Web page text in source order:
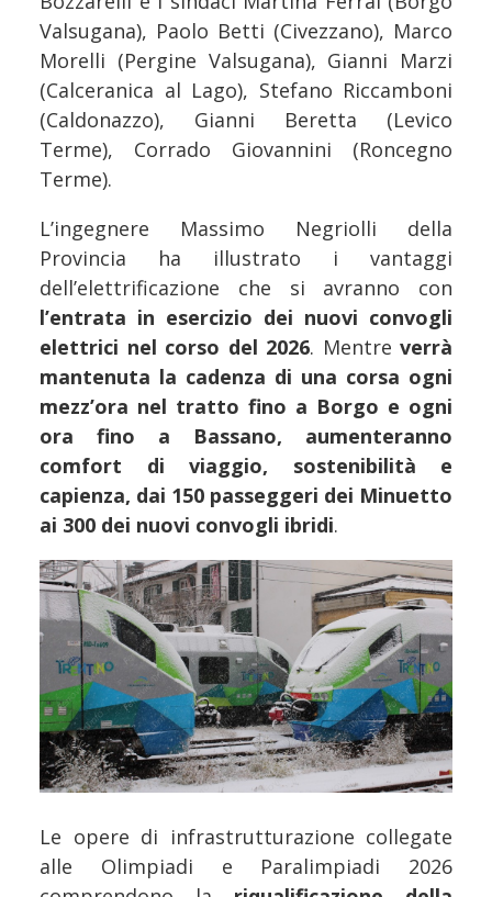
Valsugana), Paolo Betti (Civezzano), Marco
Morelli (Pergine Valsugana), Gianni Marzi
(Calceranica al Lago), Stefano Riccamboni
(Caldonazzo), Gianni Beretta (Levico
Terme), Corrado Giovannini (Roncegno
Terme).
L’ingegnere Massimo Negriolli della
Provincia ha illustrato i vantaggi
dell’elettrificazione che si avranno con
l’entrata in esercizio dei nuovi convogli
elettrici nel corso del 2026. Mentre verrà
mantenuta la cadenza di una corsa ogni
mezz’ora nel tratto fino a Borgo e ogni
ora fino a Bassano, aumenteranno
comfort di viaggio, sostenibilità e
capienza, dai 150 passeggeri dei Minuetto
ai 300 dei nuovi convogli ibridi.
Le opere di infrastrutturazione collegate
alle Olimpiadi e Paralimpiadi 2026